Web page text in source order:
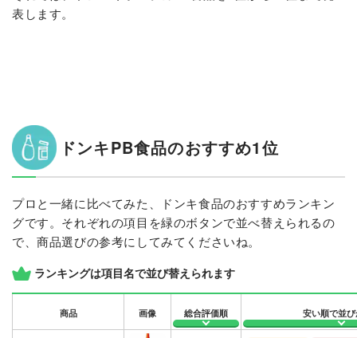
表します。
ドンキPB食品のおすすめ1位
プロと一緒に比べてみた、ドンキ食品のおすすめランキン
グです。それぞれの項目を緑のボタンで並べ替えられるの
で、商品選びの参考にしてみてくださいね。
ランキングは項目名で並び替えられます
商品 画像 総合評価順 安い順で並